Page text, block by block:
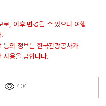
, 이후 변경될 수 있으니 여행
.
의 정보는 한국관광공사가
사용을 금합니다.
404